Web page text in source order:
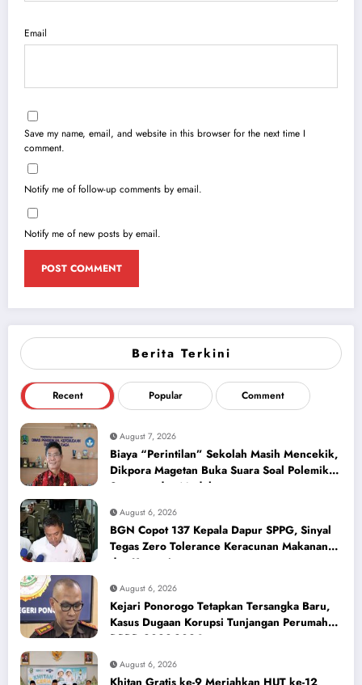
Berita Terkini
Recent Popular Comment
August 7, 2026
Biaya “Perintilan” Sekolah Masih Mencekik,
Dikpora Magetan Buka Suara Soal Polemik
Seragam dan Modul
August 6, 2026
BGN Copot 137 Kepala Dapur SPPG, Sinyal
Tegas Zero Tolerance Keracunan Makanan
dan Korupsi
August 6, 2026
Kejari Ponorogo Tetapkan Tersangka Baru,
Kasus Dugaan Korupsi Tunjangan Perumahan
DPRD 2023-2026
August 6, 2026
Email
Save my name, email, and website in this browser for the next time I
comment.
Notify me of follow-up comments by email.
Notify me of new posts by email.